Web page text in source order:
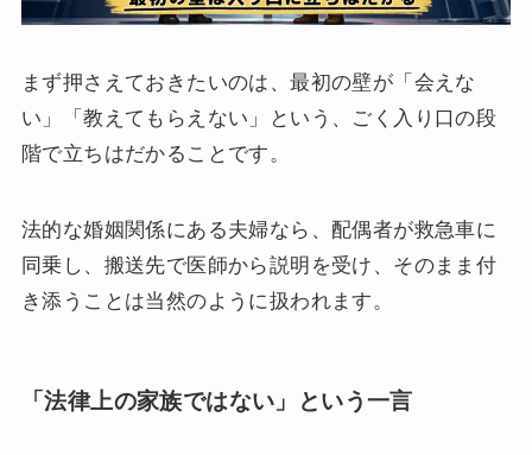
まず押さえておきたいのは、最初の壁が「会えな
い」「教えてもらえない」という、ごく入り口の段
階で立ちはだかることです。
法的な婚姻関係にある夫婦なら、配偶者が救急車に
同乗し、搬送先で医師から説明を受け、そのまま付
き添うことは当然のように扱われます。
「法律上の家族ではない」という一言